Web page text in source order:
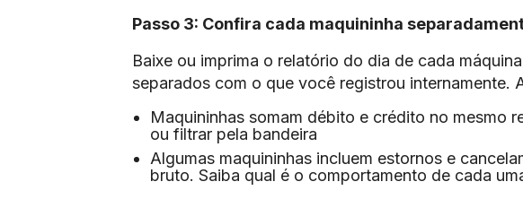
Passo 3: Confira cada maquininha
Baixe ou imprima o relatório do dia de cada
separados com o que você registrou internamente.
Maquininhas somam débito e crédito no mesmo
ou filtrar pela bandeira
Algumas maquininhas incluem estornos e
bruto. Saiba qual é o comportamento de cada